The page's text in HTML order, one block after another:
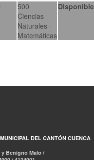
500
Ciencias
Naturales -
Matemáticas
Disponible
DEL CANTÓN CUENCA
y Benigno Malo /